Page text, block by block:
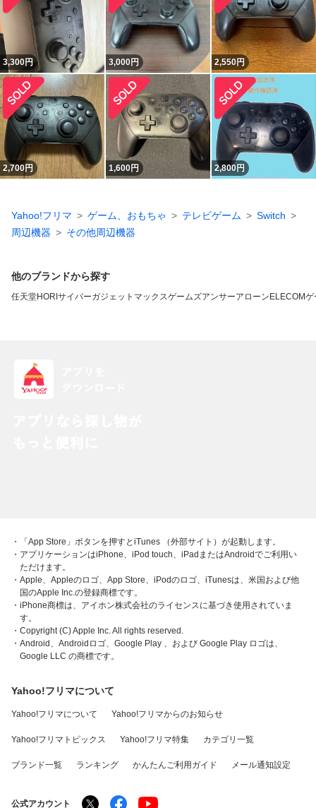
3,300円 3,000円 2,550円
2,700円 1,600円 2,800円
Yahoo!フリマ ゲーム、おもちゃ テレビゲーム
Switch
周辺機器
その他周辺機器
他のブランドから探す
任天堂HORI サイバーガジェット マックスゲームズアンサーアローン ELECOMゲ
・「App Store」ボタンを押すとiTunes （外部サイト）が起動します。
・アプリケーションはiPhone、iPod touch、iPadまたはAndroidでご利用い
ただけます。
・Apple、Appleのロゴ、App Store、iPodのロゴ、iTunesは、米国および他
国のApple Inc.の登録商標です。
・iPhone商標は、アイホン株式会社のライセンスに基づき使用されていま
す。
・Copyright (C) Apple Inc. All rights reserved.
・Android、Androidロゴ、Google Play 、および Google Play ロゴは、
Google LLC の商標です。
Yahoo!フリマについて
Yahoo!フリマについて Yahoo!フリマからのお知らせ
Yahoo!フリマトピックス Yahoo!フリマ特集 カテゴリ一覧
ブランド一覧 ランキング かんたんご利用ガイド メール通知設定
公式アカウント